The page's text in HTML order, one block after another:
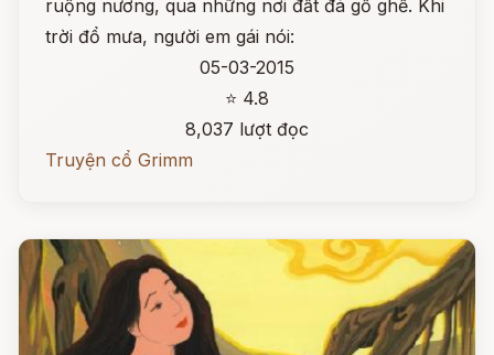
ruộng nương, qua những nơi đất đá gồ ghề. Khi
trời đổ mưa, người em gái nói:
05-03-2015
⭐ 4.8
8,037 lượt đọc
Truyện cổ Grimm